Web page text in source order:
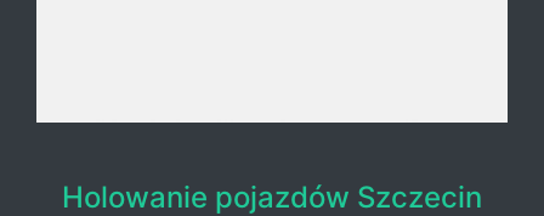
Holowanie pojazdów Szczecin